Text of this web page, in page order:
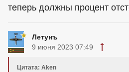
теперь должны процент
Летунъ
9 июня 2023 07:49
Цитата: Aken